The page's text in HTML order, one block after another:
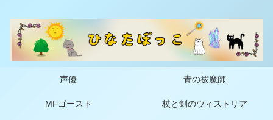
声優 青の祓魔師
MFゴースト 杖と剣のウィストリア